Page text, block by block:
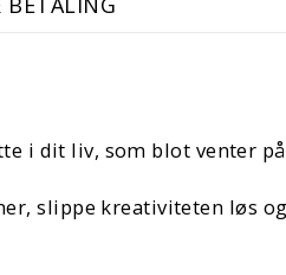
i dit liv, som blot venter
slippe kreativiteten løs